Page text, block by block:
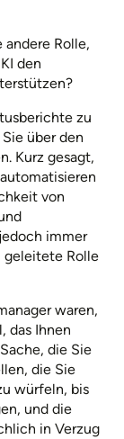
Rolle,
den
zu
über den
Kurz gesagt,
von
immer
geleitete Rolle
waren,
das Ihnen
die Sie
die Sie
würfeln, bis
und die
in Verzug